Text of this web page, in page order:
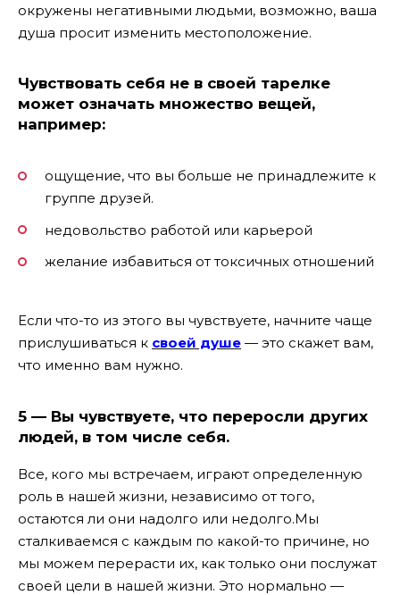
окружены негативными людьми, возможно, ваша
душа просит изменить местоположение.
Чувствовать себя не в своей тарелке
может означать множество вещей,
например:
ощущение, что вы больше не принадлежите к
группе друзей.
недовольство работой или карьерой
желание избавиться от токсичных отношений
Если что-то из этого вы чувствуете, начните чаще
прислушиваться к своей душе — это скажет вам,
что именно вам нужно.
5 — Вы чувствуете, что переросли других
людей, в том числе себя.
Все, кого мы встречаем, играют определенную
роль в нашей жизни, независимо от того,
остаются ли они надолго или недолго.Мы
сталкиваемся с каждым по какой-то причине, но
мы можем перерасти их, как только они послужат
своей цели в нашей жизни. Это нормально —